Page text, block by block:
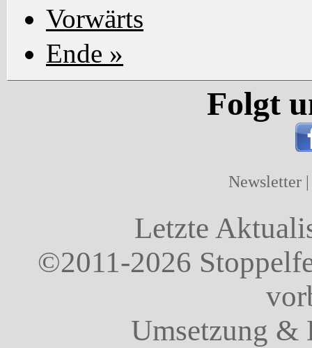
Vorwärts
Ende »
Folgt
Newsletter
Letzte
©2011-2026
Umsetzung &